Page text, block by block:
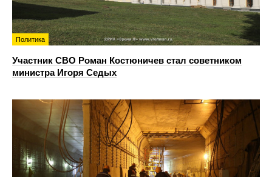
Политика
Участник СВО Роман Костюничев стал советником
министра Игоря Седых